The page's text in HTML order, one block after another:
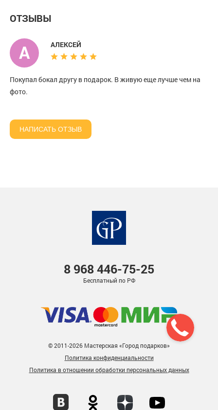
ОТЗЫВЫ
А АЛЕКСЕЙ
Покупал бокал другу в подарок. В живую еще лучше чем на
фото.
НАПИСАТЬ ОТЗЫВ
8 968446-75-25
Бесплатный по РФ
© 2011-2026 Мастерская «Город подарков»
Политика конфиденциальности
Политика в отношении обработки персональных данных